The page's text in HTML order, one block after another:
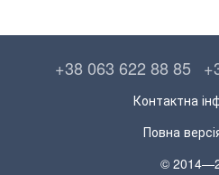
+38 063 622 88 85
Контактна
Повна
©